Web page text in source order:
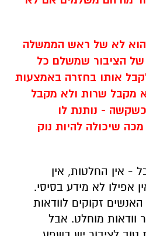
- אין החלטות, אין
אפילו לא מידע בסיסי.
זקוקים לוודאות
וודאות מוחלט. אבל
טוב לציבור יש בשפע.
לקבל אותם דרך
להיות נחמד אם היו
להיום הם לא יודעים
בממשלה שלנו שכך היא
מתנהלת ע"י המשבר.